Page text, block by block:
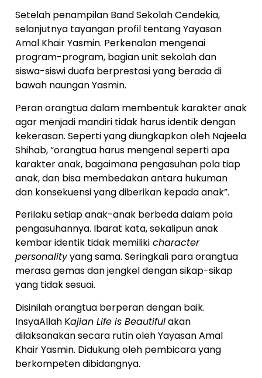
Setelah penampilan Band Sekolah Cendekia,
selanjutnya tayangan profil tentang Yayasan
Amal Khair Yasmin. Perkenalan mengenai
program-program, bagian unit sekolah dan
siswa-siswi duafa berprestasi yang berada di
bawah naungan Yasmin.
Peran orangtua dalam membentuk karakter anak
agar menjadi mandiri tidak harus identik dengan
kekerasan. Seperti yang diungkapkan oleh Najeela
Shihab, “orangtua harus mengenal seperti apa
karakter anak, bagaimana pengasuhan pola tiap
anak, dan bisa membedakan antara hukuman
dan konsekuensi yang diberikan kepada anak”.
Perilaku setiap anak-anak berbeda dalam pola
pengasuhannya. Ibarat kata, sekalipun anak
kembar identik tidak memiliki character
personalityyang sama. Seringkali para orangtua
merasa gemas dan jengkel dengan sikap-sikap
yang tidak sesuai.
Disinilah orangtua berperan dengan baik.
InsyaAllah Kajian Life is Beautifulakan
dilaksanakan secara rutin oleh Yayasan Amal
Khair Yasmin. Didukung oleh pembicara yang
berkompeten dibidangnya.